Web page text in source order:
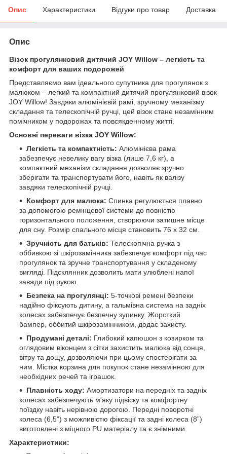
Опис Характеристики Відгуки про товар Доставка
Опис
Візок прогулянковий дитячий JOY Willow – легкість та
комфорт для ваших подорожей
Представляємо вам ідеального супутника для прогулянок з
малюком – легкий та компактний дитячий прогулянковий візок
JOY Willow! Завдяки алюмінієвій рамі, зручному механізму
складання та телескопічній ручці, цей візок стане незамінним
помічником у подорожах та повсякденному житті.
Основні переваги візка JOY Willow:
Легкість та компактність: Алюмінієва рама
забезпечує невелику вагу візка (лише 7,6 кг), а
компактний механізм складання дозволяє зручно
зберігати та транспортувати його, навіть як валізу
завдяки телескопічній ручці.
Комфорт для малюка: Спинка регулюється плавно
за допомогою ремінцевої системи до повністю
горизонтального положення, створюючи затишне місце
для сну. Розмір спального місця становить 76 х 32 см.
Зручність для батьків: Телескопічна ручка з
оббивкою зі шкірозамінника забезпечує комфорт під час
прогулянок та зручне транспортування у складеному
вигляді. Підсклянник дозволить мати улюблені напої
завжди під рукою.
Безпека на прогулянці: 5-точкові ремені безпеки
надійно фіксують дитину, а гальмівна система на задніх
колесах забезпечує безпечну зупинку. Жорсткий
бампер, оббитий шкірозамінником, додає захисту.
Продумані деталі: Глибокий капюшон з козирком та
оглядовим віконцем з сітки захистить малюка від сонця,
вітру та дощу, дозволяючи при цьому спостерігати за
ним. Містка корзина для покупок стане незамінною для
необхідних речей та іграшок.
Плавність ходу: Амортизатори на передніх та задніх
колесах забезпечують м'яку підвіску та комфортну
поїздку навіть нерівною дорогою. Передні поворотні
колеса (6,5”) з можливістю фіксації та задні колеса (8”)
виготовлені з міцного PU матеріалу та є знімними.
Характеристики: